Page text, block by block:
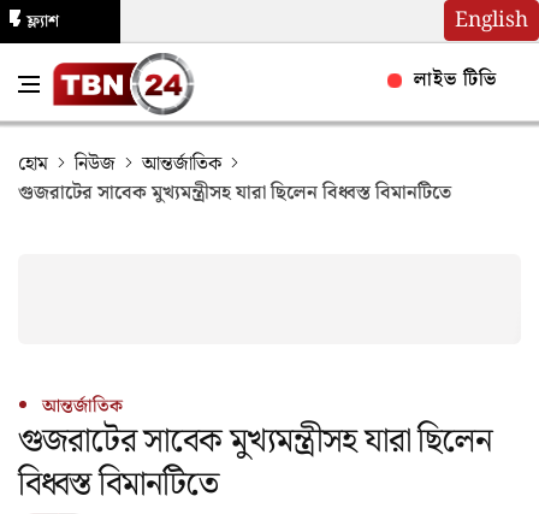
English
ফ্ল্যাশ
লাইভ টিভি
হোম নিউজ
আন্তর্জাতিক
গুজরাটের সাবেক মুখ্যমন্ত্রীসহ যারা ছিলেন বিধ্বস্ত বিমানটিতে
আন্তর্জাতিক
গুজরাটের সাবেক মুখ্যমন্ত্রীসহ যারা ছিলেন
বিধ্বস্ত বিমানটিতে